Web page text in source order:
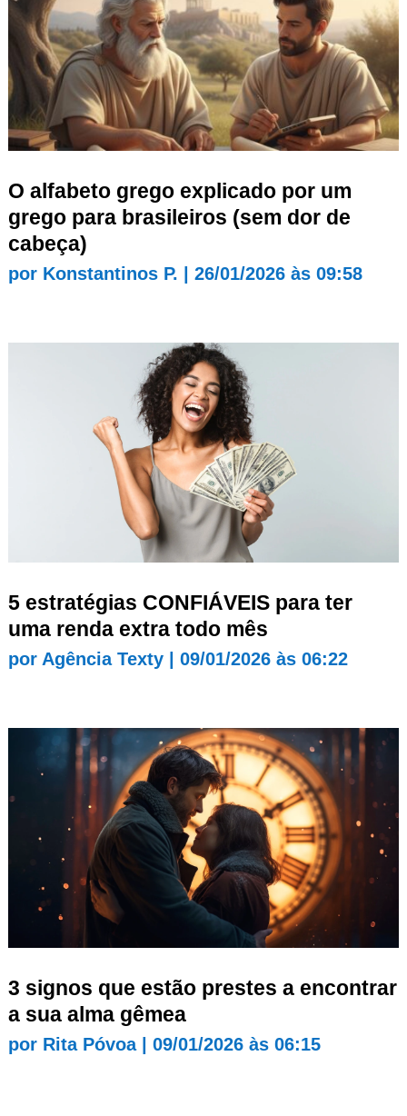
O alfabeto grego explicado por um
grego para brasileiros (sem dor de
cabeça)
por Konstantinos P. 26/01/2026 às 09:58
5 estratégias CONFIÁVEIS para ter
uma renda extra todo mês
por Agência Texty| 09/01/2026 às 06:22
3 signos que estão prestes a encontrar
a sua alma gêmea
por Rita Póvoa| 09/01/2026 às 06:15